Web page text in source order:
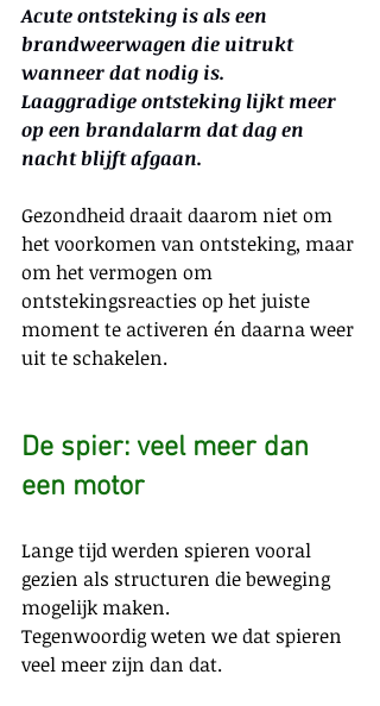
Acute ontsteking is als een
brandweerwagen die uitrukt
wanneer dat nodig is.
Laaggradige ontsteking lijkt meer
op een brandalarm dat dag en
nacht blijft afgaan.
Gezondheid draait daarom niet om
het voorkomen van ontsteking, maar
om het vermogen om
ontstekingsreacties op het juiste
moment te activeren én daarna weer
uit te schakelen.
De spier: veel meer dan
een motor
Lange tijd werden spieren vooral
gezien als structuren die beweging
mogelijk maken.
Tegenwoordig weten we dat spieren
veel meer zijn dan dat.